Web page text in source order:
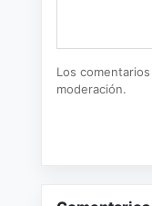
Los
moderación.